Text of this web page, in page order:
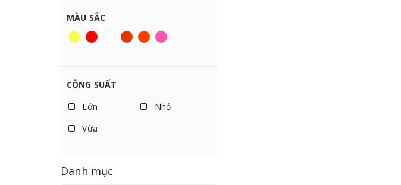
1.000.000đ - 2.000.000đ
2.000.000đ - 3.000.000đ
Giá trên 5.000.000đ
MÀU SẮC
CÔNG SUẤT
Lớn
Nhỏ
Vừa
Danh mục